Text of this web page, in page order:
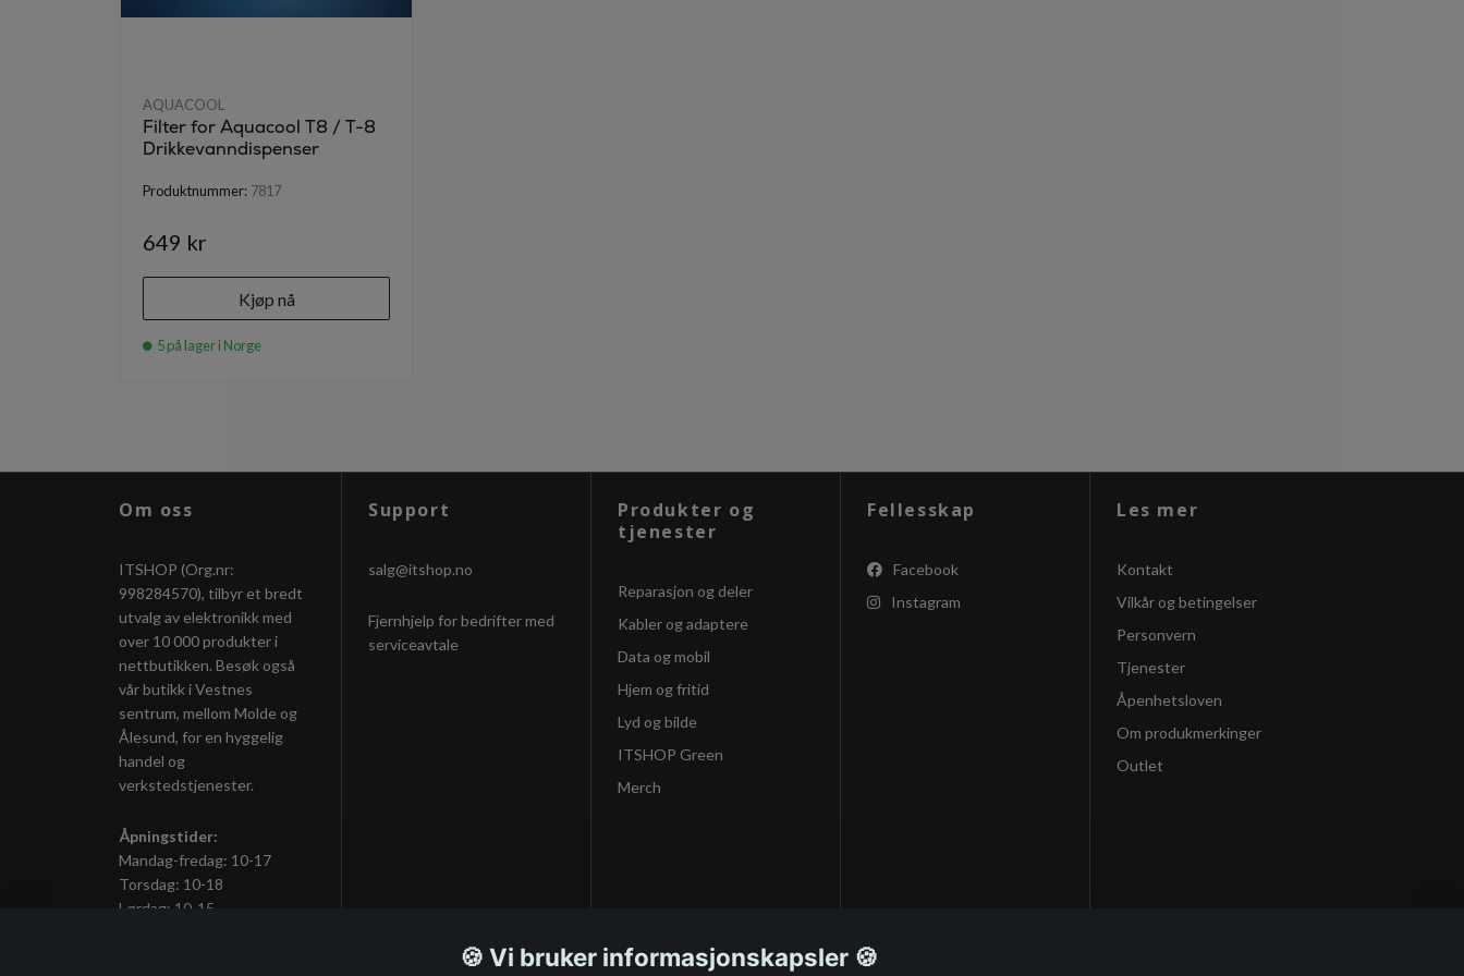
AQUACOOL
Filter for Aquacool T8 / T-8
Drikkevanndispenser
Produktnummer: 7817
649 kr
Kjøp nå
5 på lager i Norge
Om oss
ITSHOP (Org.nr:
998284570), tilbyr et bredt
utvalg av elektronikk med
over 10 000 produkter i
nettbutikken. Besøk også
vår butikk i Vestnes
sentrum, mellom Molde og
Ålesund, for en hyggelig
handel og
verkstedstjenester.
Åpningstider:
Mandag-fredag: 10-17
Torsdag: 10-18
Lørdag: 10-15
Support
salg@itshop.no
Fjernhjelp for bedrifter med
serviceavtale
Produkter og
tjenester
Reparasjon og deler
Kabler og adaptere
Data og mobil
Hjem og fritid
Lyd og bilde
ITSHOP Green
Merch
Fellesskap
Facebook
Instagram
Les mer
Kontakt
Vilkår og betingelser
Personvern
Tjenester
Åpenhetsloven
Om produkmerkinger
Outlet
🍪 Vi bruker informasjonskapsler 🍪